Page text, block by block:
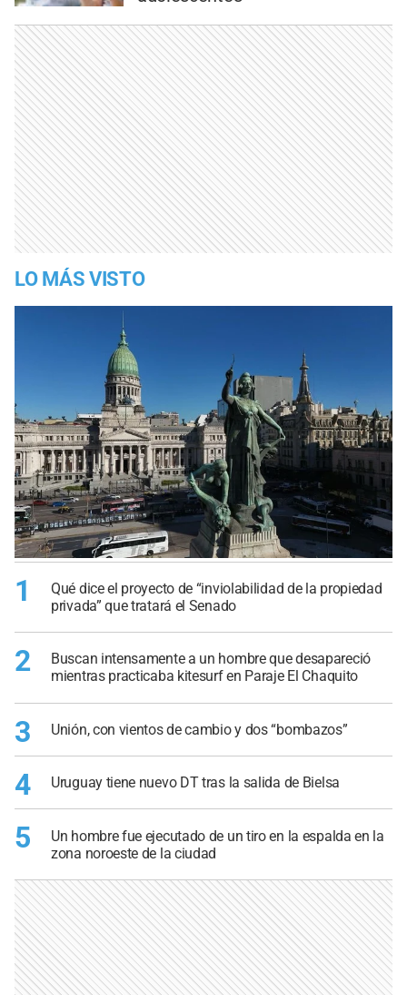
LO MÁS VISTO
1
Qué dice el proyecto de “inviolabilidad de la propiedad
privada” que tratará el Senado
2
Buscan intensamente a un hombre que desapareció
mientras practicaba kitesurf en Paraje El Chaquito
3 Unión, con vientos de cambio y dos “bombazos”
4 Uruguay tiene nuevo DT tras la salida de Bielsa
5
Un hombre fue ejecutado de un tiro en la espalda en la
zona noroeste de la ciudad